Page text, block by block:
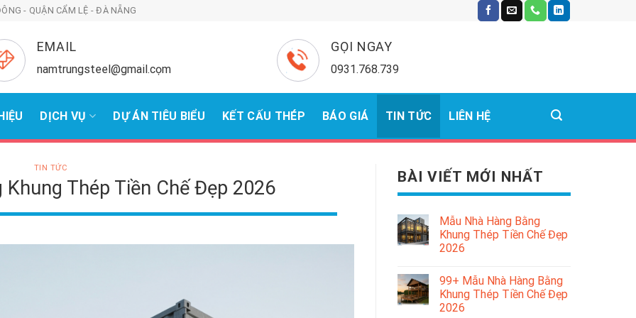
- QUẬN CẨM LỆ - ĐÀ NẴNG
EMAIL
namtrungsteel@gmail.cọm
GỌI NGAY
0931.768.739
DỊCH VỤ DỰ ÁN TIÊU BIỂU KẾT CẤU THÉP BÁO GIÁ TIN TỨC LIÊN HỆ
TIN TỨC
Thép Tiền Chế Đẹp 2026 BÀI VIẾT MỚI NHẤT
Mẫu Nhà Hàng Bằng
Khung Thép Tiền Chế Đẹp
2026
99+ Mẫu Nhà Hàng Bằng
Khung Thép Tiền Chế Đẹp
2026